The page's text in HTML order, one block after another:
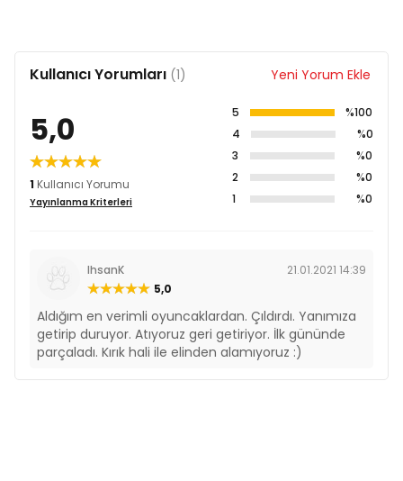
Kullanıcı Yorumları (1) Yeni Yorum Ekle
5,0
1 Kullanıcı Yorumu
Yayınlanma Kriterleri
5
%100
4
%0
3
%0
2
%0
1
%0
IhsanK
21.01.2021 14:39
5,0
Aldığım en verimli oyuncaklardan. Çıldırdı. Yanımıza
getirip duruyor. Atıyoruz geri getiriyor. İlk gününde
parçaladı. Kırık hali ile elinden alamıyoruz :)